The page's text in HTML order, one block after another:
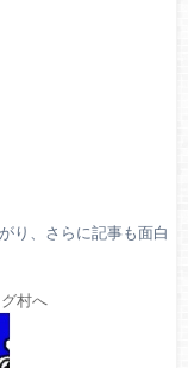
り、さらに記事も面白